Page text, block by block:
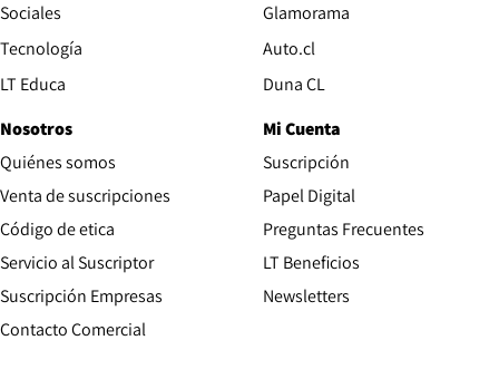
Sociales
Tecnología
LT Educa
Glamorama
Auto.clOpens in new window
Duna CLOpens in new window
Nosotros
Quiénes somos
Venta de suscripciones
Código de etica Opens in new window
Servicio al Suscriptor
Suscripción Empresas
Contacto ComercialOpens in new window
Mi Cuenta
Suscripción
Papel DigitalOpens in new
Preguntas Frecuentes
LT Beneficios
Newsletters